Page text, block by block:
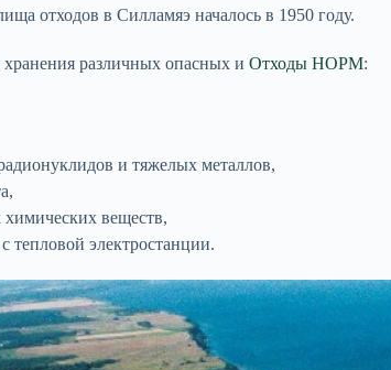
отходов в Силламяэ началось в 1950 году.
хранения различных опасных иОтходы НОРМ:
и тяжелых металлов,
химических веществ,
тепловой электростанции.